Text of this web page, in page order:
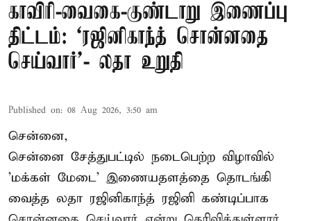
காவிரி-வைகை-குண்டாறு இணைப்பு
திட்டம்: ‘ரஜினிகாந்த் சொன்னதை
செய்வார்’- லதா உறுதி
Published on: 08 Aug 2026, 3:50 am
சென்னை,
சென்னை சேத்துபட்டில் நடைபெற்ற விழாவில்
'மக்கள் மேடை' இணையதளத்தை தொடங்கி
வைத்த லதா ரஜினிகாந்த் ரஜினி கண்டிப்பாக